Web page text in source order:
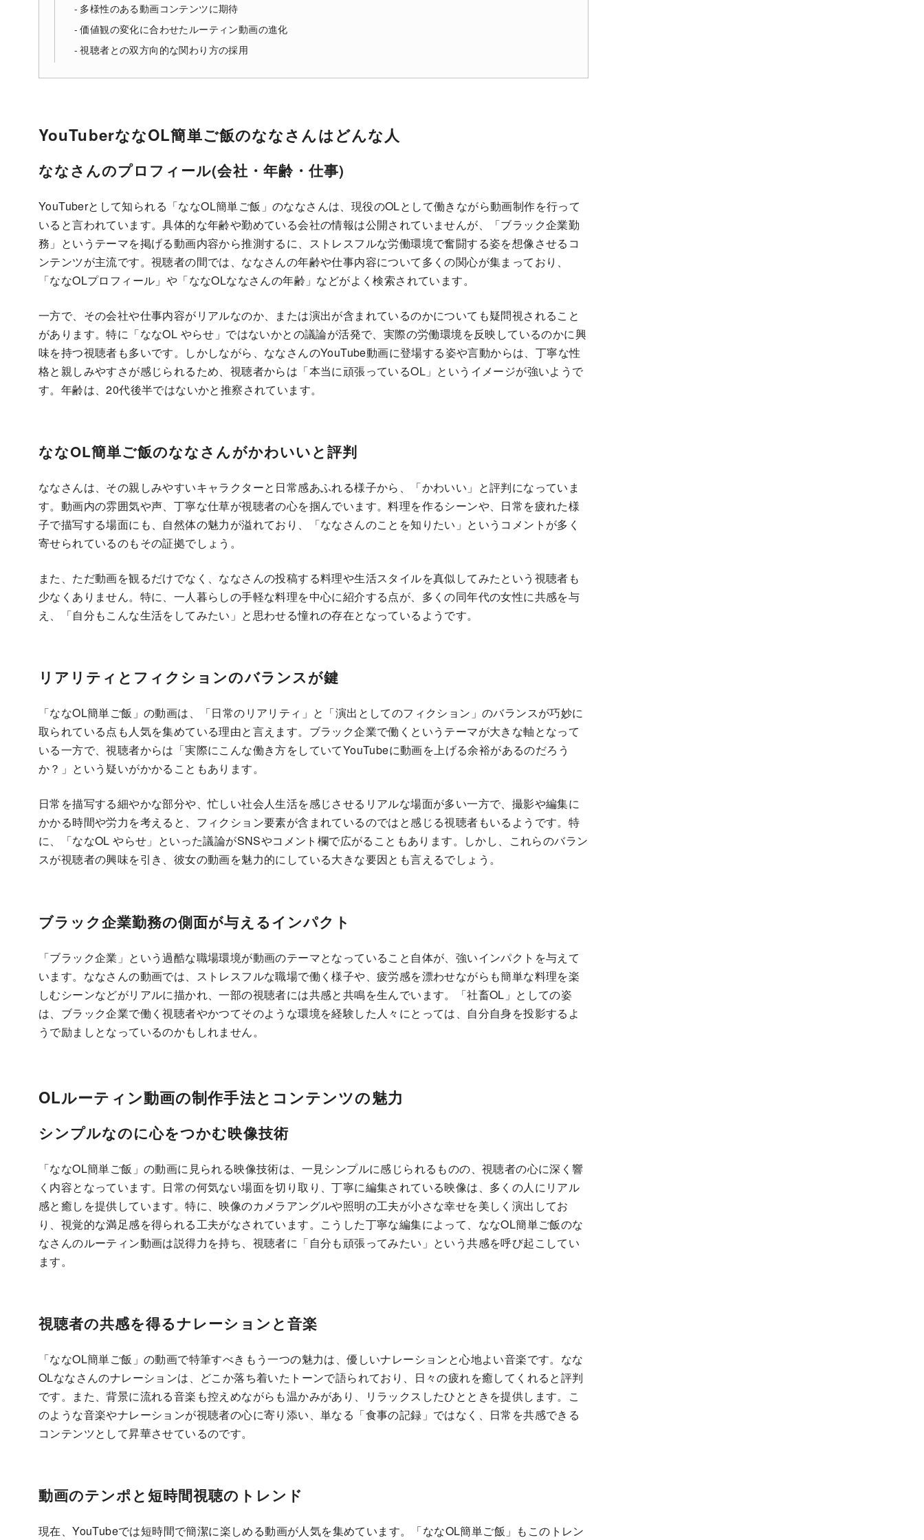
多様性のある動画コンテンツに期待
価値観の変化に合わせたルーティン動画の進化
視聴者との双方向的な関わり方の採用
YouTuberななOL簡単ご飯のななさんはどんな人
ななさんのプロフィール(会社・年齢・仕事)
YouTuberとして知られる「ななOL簡単ご飯」のななさんは、現役のOLとして働きながら動画制作を行って
いると言われています。具体的な年齢や勤めている会社の情報は公開されていませんが、「ブラック企業勤
務」というテーマを掲げる動画内容から推測するに、ストレスフルな労働環境で奮闘する姿を想像させるコ
ンテンツが主流です。視聴者の間では、ななさんの年齢や仕事内容について多くの関心が集まっており、
「ななOLプロフィール」や「ななOLななさんの年齢」などがよく検索されています。
一方で、その会社や仕事内容がリアルなのか、または演出が含まれているのかについても疑問視されること
があります。特に「ななOL やらせ」ではないかとの議論が活発で、実際の労働環境を反映しているのかに興
味を持つ視聴者も多いです。しかしながら、ななさんのYouTube動画に登場する姿や言動からは、丁寧な性
格と親しみやすさが感じられるため、視聴者からは「本当に頑張っているOL」というイメージが強いようで
す。年齢は、20代後半ではないかと推察されています。
ななOL簡単ご飯のななさんがかわいいと評判
ななさんは、その親しみやすいキャラクターと日常感あふれる様子から、「かわいい」と評判になっていま
す。動画内の雰囲気や声、丁寧な仕草が視聴者の心を掴んでいます。料理を作るシーンや、日常を疲れた様
子で描写する場面にも、自然体の魅力が溢れており、「ななさんのことを知りたい」というコメントが多く
寄せられているのもその証拠でしょう。
また、ただ動画を観るだけでなく、ななさんの投稿する料理や生活スタイルを真似してみたという視聴者も
少なくありません。特に、一人暮らしの手軽な料理を中心に紹介する点が、多くの同年代の女性に共感を与
え、「自分もこんな生活をしてみたい」と思わせる憧れの存在となっているようです。
リアリティとフィクションのバランスが鍵
「ななOL簡単ご飯」の動画は、「日常のリアリティ」と「演出としてのフィクション」のバランスが巧妙に
取られている点も人気を集めている理由と言えます。ブラック企業で働くというテーマが大きな軸となって
いる一方で、視聴者からは「実際にこんな働き方をしていてYouTubeに動画を上げる余裕があるのだろう
か？」という疑いがかかることもあります。
日常を描写する細やかな部分や、忙しい社会人生活を感じさせるリアルな場面が多い一方で、撮影や編集に
かかる時間や労力を考えると、フィクション要素が含まれているのではと感じる視聴者もいるようです。特
に、「ななOL やらせ」といった議論がSNSやコメント欄で広がることもあります。しかし、これらのバラン
スが視聴者の興味を引き、彼女の動画を魅力的にしている大きな要因とも言えるでしょう。
ブラック企業勤務の側面が与えるインパクト
「ブラック企業」という過酷な職場環境が動画のテーマとなっていること自体が、強いインパクトを与えて
います。ななさんの動画では、ストレスフルな職場で働く様子や、疲労感を漂わせながらも簡単な料理を楽
しむシーンなどがリアルに描かれ、一部の視聴者には共感と共鳴を生んでいます。「社畜OL」としての姿
は、ブラック企業で働く視聴者やかつてそのような環境を経験した人々にとっては、自分自身を投影するよ
うで励ましとなっているのかもしれません。
OLルーティン動画の制作手法とコンテンツの魅力
シンプルなのに心をつかむ映像技術
「ななOL簡単ご飯」の動画に見られる映像技術は、一見シンプルに感じられるものの、視聴者の心に深く響
く内容となっています。日常の何気ない場面を切り取り、丁寧に編集されている映像は、多くの人にリアル
感と癒しを提供しています。特に、映像のカメラアングルや照明の工夫が小さな幸せを美しく演出してお
り、視覚的な満足感を得られる工夫がなされています。こうした丁寧な編集によって、ななOL簡単ご飯のな
なさんのルーティン動画は説得力を持ち、視聴者に「自分も頑張ってみたい」という共感を呼び起こしてい
ます。
視聴者の共感を得るナレーションと音楽
「ななOL簡単ご飯」の動画で特筆すべきもう一つの魅力は、優しいナレーションと心地よい音楽です。なな
OLななさんのナレーションは、どこか落ち着いたトーンで語られており、日々の疲れを癒してくれると評判
です。また、背景に流れる音楽も控えめながらも温かみがあり、リラックスしたひとときを提供します。こ
のような音楽やナレーションが視聴者の心に寄り添い、単なる「食事の記録」ではなく、日常を共感できる
コンテンツとして昇華させているのです。
動画のテンポと短時間視聴のトレンド
現在、YouTubeでは短時間で簡潔に楽しめる動画が人気を集めています。「ななOL簡単ご飯」もこのトレン